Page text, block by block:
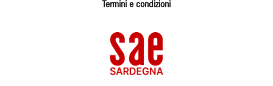
Termini e condizioni